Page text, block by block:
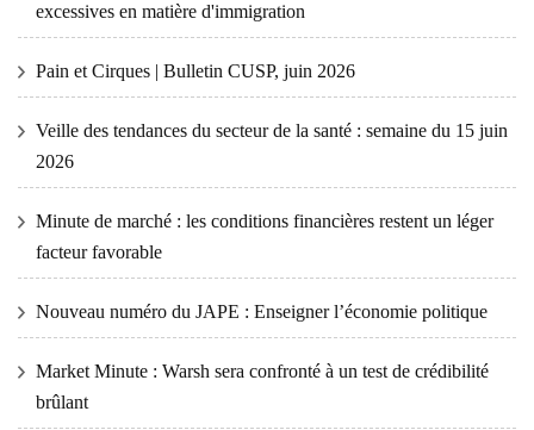
excessives en matière d'immigration
Pain et Cirques | Bulletin CUSP, juin 2026
Veille des tendances du secteur de la santé : semaine du 15 juin
2026
Minute de marché : les conditions financières restent un léger
facteur favorable
Nouveau numéro du JAPE : Enseigner l’économie politique
Market Minute : Warsh sera confronté à un test de crédibilité
brûlant